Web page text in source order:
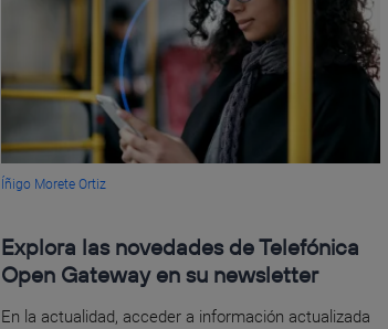
Íñigo Morete Ortiz
Explora las novedades de Telefónica
Open Gateway en su newsletter
En la actualidad, acceder a información actualizada